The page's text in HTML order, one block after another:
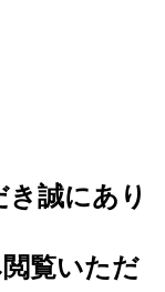
誠にあり
覧いただ